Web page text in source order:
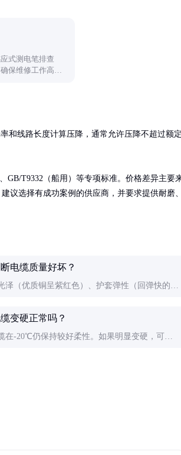
式测电笔排查
保维修工作高效
和线路长度计算压降，通常允许压降不超过额定
GB/T9332（船用）等专项标准。价格差异主要
议选择有成功案例的供应商，并要求提供耐磨、
电缆质量好坏？
泽（优质铜呈紫红色）、护套弹性（回弹快的更
告。
变硬正常吗？
在-20℃仍保持较好柔性。如果明显变硬，可能